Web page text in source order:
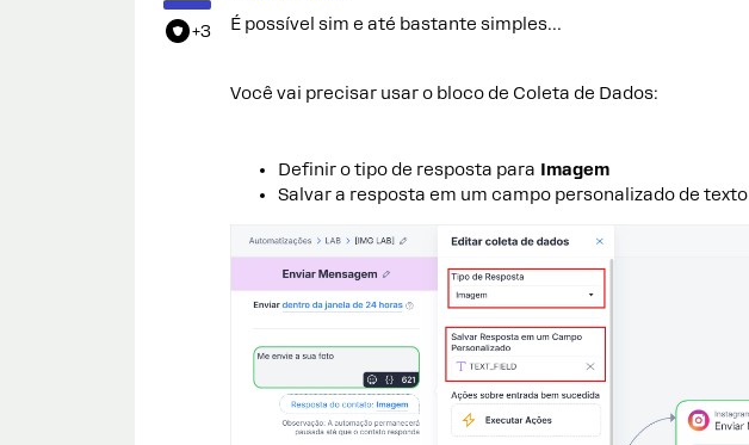
+3
É possível sim e até bastante simples…
Você vai precisar usar o bloco de Coleta de Dados:
Definir o tipo de resposta para Imagem
Salvar a resposta em um campo personalizado de texto